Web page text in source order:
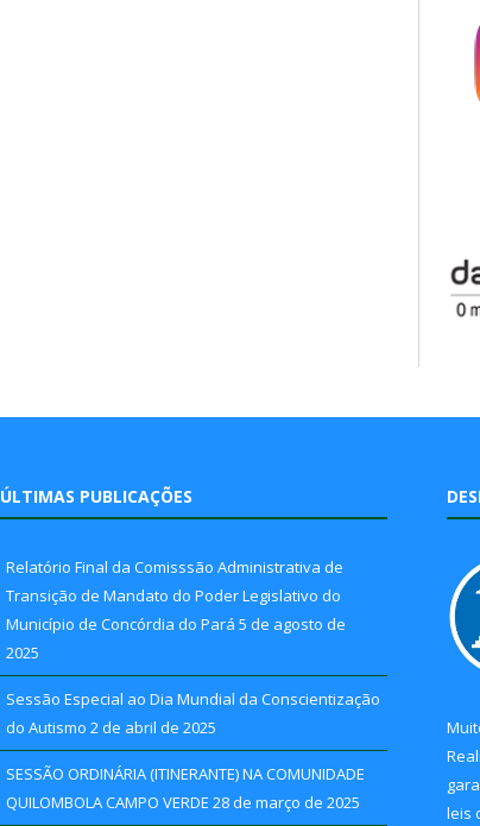
ÚLTIMAS PUBLICAÇÕES
Relatório Final da Comisssão Administrativa de
Transição de Mandato do Poder Legislativo do
Município de Concórdia do Pará 5 de agosto de
2025
Sessão Especial ao Dia Mundial da Conscientização
do Autismo 2 de abril de 2025
SESSÃO ORDINÁRIA (ITINERANTE) NA COMUNIDADE
QUILOMBOLA CAMPO VERDE 28 de março de 2025
leis